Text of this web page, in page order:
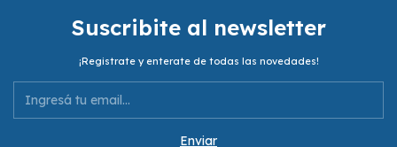
Suscribite al newsletter
¡Registrate y enterate de todas las novedades!